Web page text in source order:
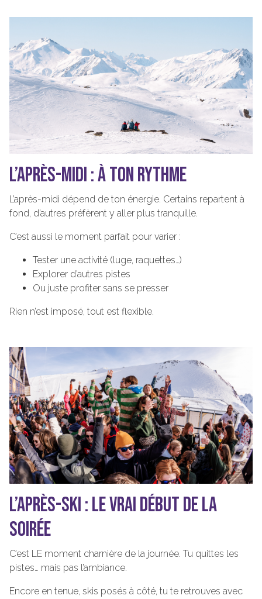
L’APRÈS-MIDI : À TON RYTHME
L’après-midi dépend de ton énergie. Certains repartent à
fond, d’autres préfèrent y aller plus tranquille.
C’est aussi le moment parfait pour varier :
Tester une activité (luge, raquettes…)
Explorer d’autres pistes
Ou juste profiter sans se presser
Rien n’est imposé, tout est flexible.
L’APRÈS-SKI : LE VRAI DÉBUT DE LA
SOIRÉE
C’est LE moment charnière de la journée. Tu quittes les
pistes… mais pas l’ambiance.
Encore en tenue, skis posés à côté, tu te retrouves avec